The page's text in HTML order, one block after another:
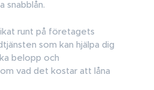
snabblån.
runt på företagets
som kan hjälpa dig
belopp och
vad det kostar att låna